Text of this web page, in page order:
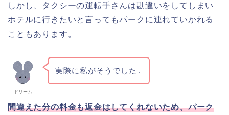
しかし、タクシーの運転手さんは勘違いをしてしまい
ホテルに行きたいと言ってもパークに連れていかれる
こともあります。
ドリーム
実際に私がそうでした…
間違えた分の料金も返金はしてくれないため、パーク